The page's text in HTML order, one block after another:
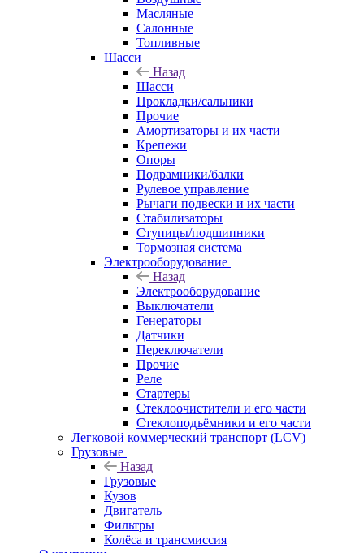
Масляные
Салонные
Топливные
Шасси
Назад
Шасси
Прокладки/сальники
Прочие
Амортизаторы и их части
Крепежи
Опоры
Подрамники/балки
Рулевое управление
Рычаги подвески и их части
Стабилизаторы
Ступицы/подшипники
Тормозная система
Электрооборудование
Назад
Электрооборудование
Выключатели
Генераторы
Датчики
Переключатели
Прочие
Реле
Стартеры
Стеклоочистители и его части
Стеклоподъёмники и его части
Легковой коммерческий транспорт (LCV)
Грузовые
Назад
Грузовые
Кузов
Двигатель
Фильтры
Колёса и трансмиссия